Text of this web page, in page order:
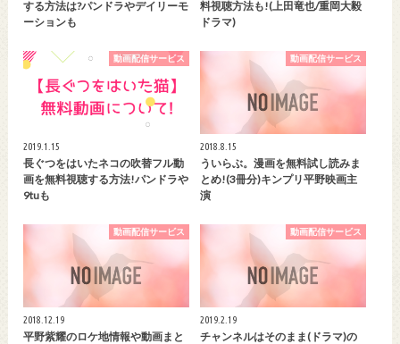
する方法は?パンドラやデイリーモ
ーションも
料視聴方法も!(上田竜也/重岡大毅
ドラマ)
動画配信サービス
2019.1.15
長ぐつをはいたネコの吹替フル動
画を無料視聴する方法!パンドラや
9tuも
動画配信サービス
2018.8.15
ういらぶ。漫画を無料試し読みま
とめ!(3冊分)キンプリ平野映画主
演
動画配信サービス
2018.12.19
平野紫耀のロケ地情報や動画まと
動画配信サービス
2019.2.19
チャンネルはそのまま(ドラマ)の